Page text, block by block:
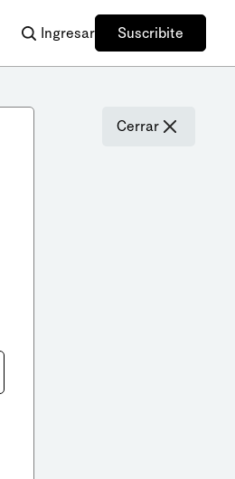
Ingresar Suscribite
Cerrar